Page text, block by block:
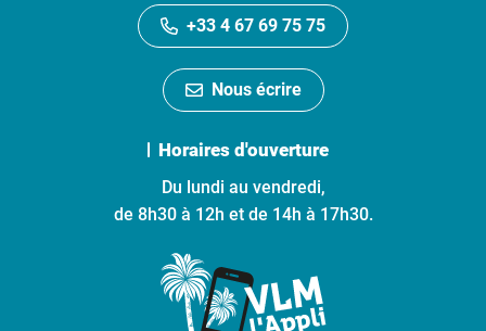
+33 4 67 69 75 75
Nous écrire
Horaires d'ouverture
Du lundi au vendredi,
de 8h30 à 12h et de 14h à 17h30.